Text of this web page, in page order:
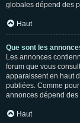
globales dépend des
Haut
Que sont les
Les annonces
forum que vous
apparaissent en haut
publiées. Comme
annonces dépend des
Haut